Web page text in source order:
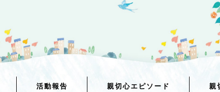
活動報告 親切心エピソード 親